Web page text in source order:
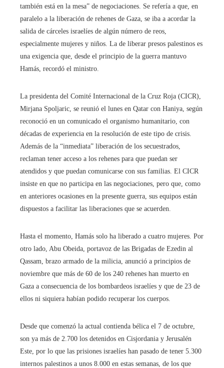
también está en la mesa” de negociaciones. Se refería a que, en
paralelo a la liberación de rehenes de Gaza, se iba a acordar la
salida de cárceles israelíes de algún número de reos,
especialmente mujeres y niños. La de liberar presos palestinos es
una exigencia que, desde el principio de la guerra mantuvo
Hamás, recordó el ministro.
La presidenta del Comité Internacional de la Cruz Roja (CICR),
Mirjana Spoljaric, se reunió el lunes en Qatar con Haniya, según
reconoció en un comunicado el organismo humanitario, con
décadas de experiencia en la resolución de este tipo de crisis.
Además de la “inmediata” liberación de los secuestrados,
reclaman tener acceso a los rehenes para que puedan ser
atendidos y que puedan comunicarse con sus familias. El CICR
insiste en que no participa en las negociaciones, pero que, como
en anteriores ocasiones en la presente guerra, sus equipos están
dispuestos a facilitar las liberaciones que se acuerden.
Hasta el momento, Hamás solo ha liberado a cuatro mujeres. Por
otro lado, Abu Obeida, portavoz de las Brigadas de Ezedin al
Qassam, brazo armado de la milicia, anunció a principios de
noviembre que más de 60 de los 240 rehenes han muerto en
Gaza a consecuencia de los bombardeos israelíes y que de 23 de
ellos ni siquiera habían podido recuperar los cuerpos.
Desde que comenzó la actual contienda bélica el 7 de octubre,
son ya más de 2.700 los detenidos en Cisjordania y Jerusalén
Este, por lo que las prisiones israelíes han pasado de tener 5.300
internos palestinos a unos 8.000 en estas semanas, de los que